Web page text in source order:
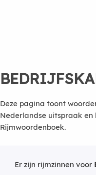
Deze pagina toont
Nederlandse uitspraak
Rijmwoordenboek.
Er zijn rijmzinnen voor